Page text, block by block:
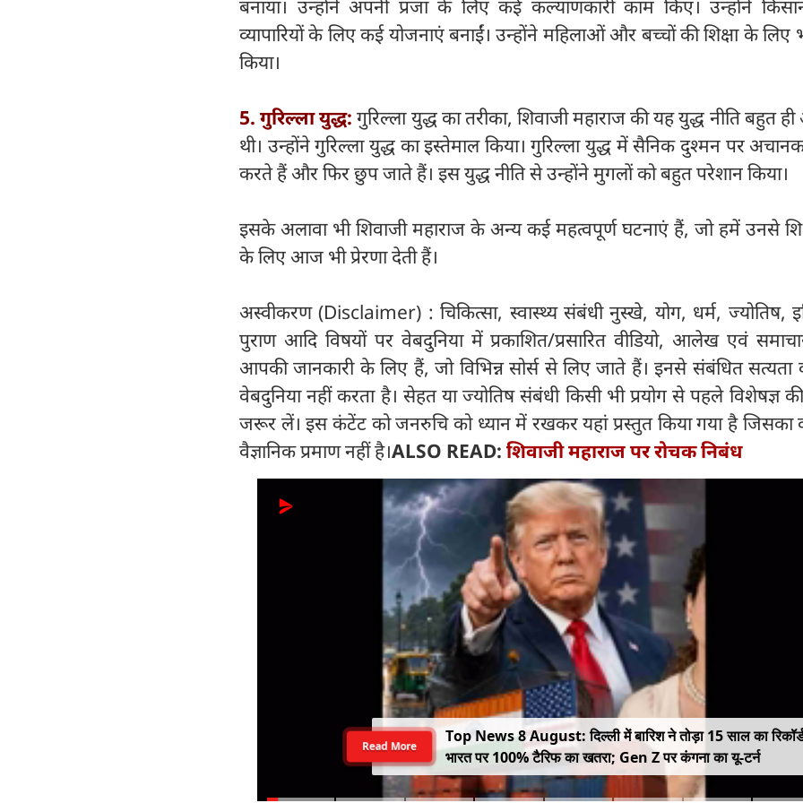
बनाया। उन्होंने अपनी प्रजा के लिए कई कल्याणकारी काम किए। उन्होंने
व्यापारियों के लिए कई योजनाएं बनाईं। उन्होंने महिलाओं और बच्चों की शिक्षा के लिए
किया।
5. गुरिल्ला युद्ध:गुरिल्ला युद्ध का तरीका, शिवाजी महाराज की यह युद्ध नीति बहुत
थी। उन्होंने गुरिल्ला युद्ध का इस्तेमाल किया। गुरिल्ला युद्ध में सैनिक दुश्मन पर
करते हैं और फिर छुप जाते हैं। इस युद्ध नीति से उन्होंने मुगलों को बहुत परेशान किया।
इसके अलावा भी शिवाजी महाराज के अन्य कई महत्वपूर्ण घटनाएं हैं, जो हमें उनसे
के लिए आज भी प्रेरणा देती हैं।
अस्वीकरण (Disclaimer) : चिकित्सा, स्वास्थ्य संबंधी नुस्खे, योग, धर्म, ज्योतिष,
पुराण आदि विषयों पर वेबदुनिया में प्रकाशित/प्रसारित वीडियो, आलेख एवं
आपकी जानकारी के लिए हैं, जो विभिन्न सोर्स से लिए जाते हैं। इनसे संबंधित सत्यता
वेबदुनिया नहीं करता है। सेहत या ज्योतिष संबंधी किसी भी प्रयोग से पहले विशेषज्ञ
जरूर लें। इस कंटेंट को जनरुचि को ध्यान में रखकर यहां प्रस्तुत किया गया है जिसका
वैज्ञानिक प्रमाण नहीं है।ALSO READ: शिवाजी महाराज पर रोचक निबंध
Top News 8 August: दिल्ली में बारिश ने तोड़ा 15 साल का
भारत पर 100% टैरिफ का खतरा; Gen Z पर कंगना का यू-टर्न
Read More